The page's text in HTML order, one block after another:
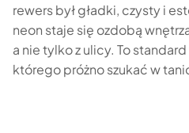
rewers był gładki, czysty i
neon staje się ozdobą
a nie tylko z ulicy. To
którego próżno szukać w